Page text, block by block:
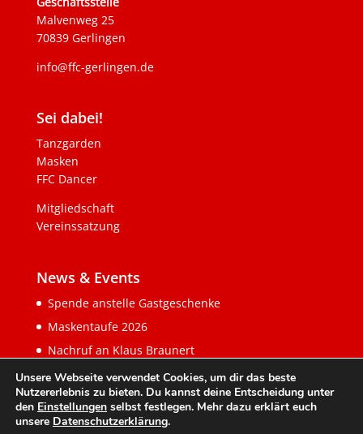
Malvenweg 25
70839 Gerlingen
info@ffc-gerlingen.de
Sei dabei!
Tanzgarden
Masken
FFC Dancer
Mitgliedschaft
Vereinssatzung
News & Events
Spende anstelle Gastgeschenke
Maskentaufe 2026
Nachruf an Klaus Braunert
Unsere Webseite verwendet Cookies, um dir das beste
Nutzererlebnis zu bieten. Du kannst deine Entscheidung unter
den Einstellungen selbst festlegen. Mehr dazu erklärt euch
unsere Datenschutzerklärung.